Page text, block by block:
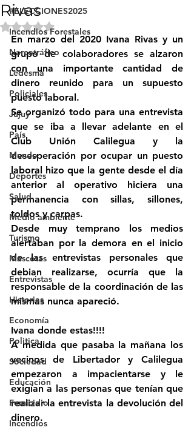
#ELECCIONES2025
Incendios Forestales
Narcotráfico
Ledesma
Policiales
Jujuy
País
Mundo
Deportes
Salud
Medio ambiente
Turismo
Mascotas
Entrevistas
Historias
Economía
Politica
Sociedad
Educación
Femicidio
Incendios
Rivas
Obtuvo NaN de 5 estrellas.
En marzo del 2020 Ivana Rivas y un
grupo de colaboradores se alzaron
con una importante cantidad de
dinero reunido para un supuesto
puesto laboral.
Se organizó todo para una entrevista
que se iba a llevar adelante en el
Club Unión Calilegua y la
desesperación por ocupar un puesto
laboral hizo que la gente desde el día
anterior al operativo hiciera una
permanencia con sillas, sillones,
toldos y carpas.
Desde muy temprano los medios
alertaban por la demora en el inicio
de las entrevistas personales que
debian realizarse, ocurría que la
responsable de la coordinación de las
mismas nunca apareció.
Ivana donde estas!!!!
A medida que pasaba la mañana los
vecinos de Libertador y Calilegua
empezaron a impacientarse y le
exigían a las personas que tenían que
realizar la entrevista la devolución del
dinero.